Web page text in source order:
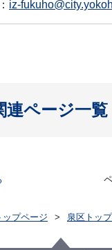
iz-
連ページ一覧
開く
ップページ
泉区トッ
日に急病のときは